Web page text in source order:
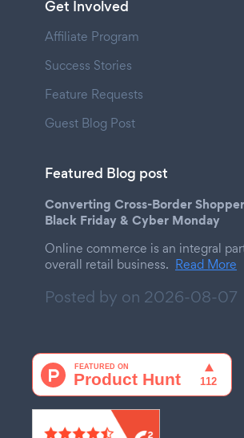
Get Involved
Affiliate Program
Success Stories
Feature Requests
Guest Blog Post
Featured Blog post
Converting Cross-Border
Black Friday & Cyber Monday
Online commerce is an integral
overall retail business. Read More
Posted by on 2026-08-07